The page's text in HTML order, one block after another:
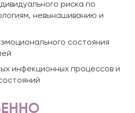
риска по
невынашиванию и
состояния
инфекционных процессов и